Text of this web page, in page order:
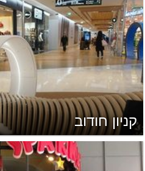
קניון חודוב